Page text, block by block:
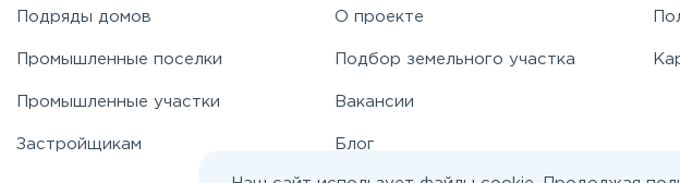
Подряды домов
Промышленные поселки
Промышленные участки
Застройщикам
О проекте
Подбор земельного участка
Вакансии
Блог